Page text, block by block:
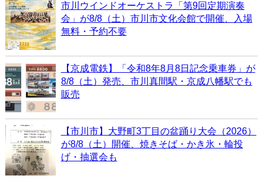
市川ウインドオーケストラ「第9回定期演奏
会」が8/8（土）市川市文化会館で開催、入場
無料・予約不要
【京成電鉄】「令和8年8月8日記念乗車券」が
8/8（土）発売、市川真間駅・京成八幡駅でも
販売
【市川市】大野町3丁目の盆踊り大会（2026）
が8/8（土）開催、焼きそば・かき氷・輪投
げ・抽選会も